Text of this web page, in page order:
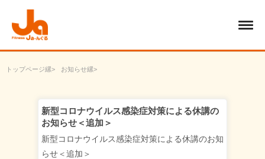
トップページ
お知らせ
新型コロナウイルス感染症対策による休講の
お知らせ＜追加＞
新型コロナウイルス感染症対策による休講のお知
らせ＜追加＞